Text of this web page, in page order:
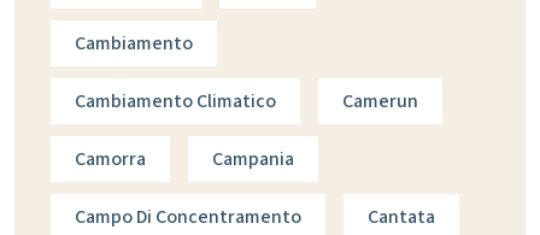
Cambiamento
Cambiamento Climatico Camerun
Camorra Campania
Campo Di Concentramento Cantata